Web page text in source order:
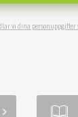
vi dina personuppgifter